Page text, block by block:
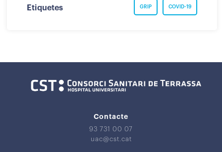
Etiquetes COVID-19
GRIP
Contacte
93 731 00 07
uac@cst.cat